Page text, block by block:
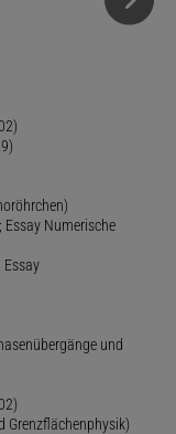
Numerische
Essay
und
Grenzflächenphysik)